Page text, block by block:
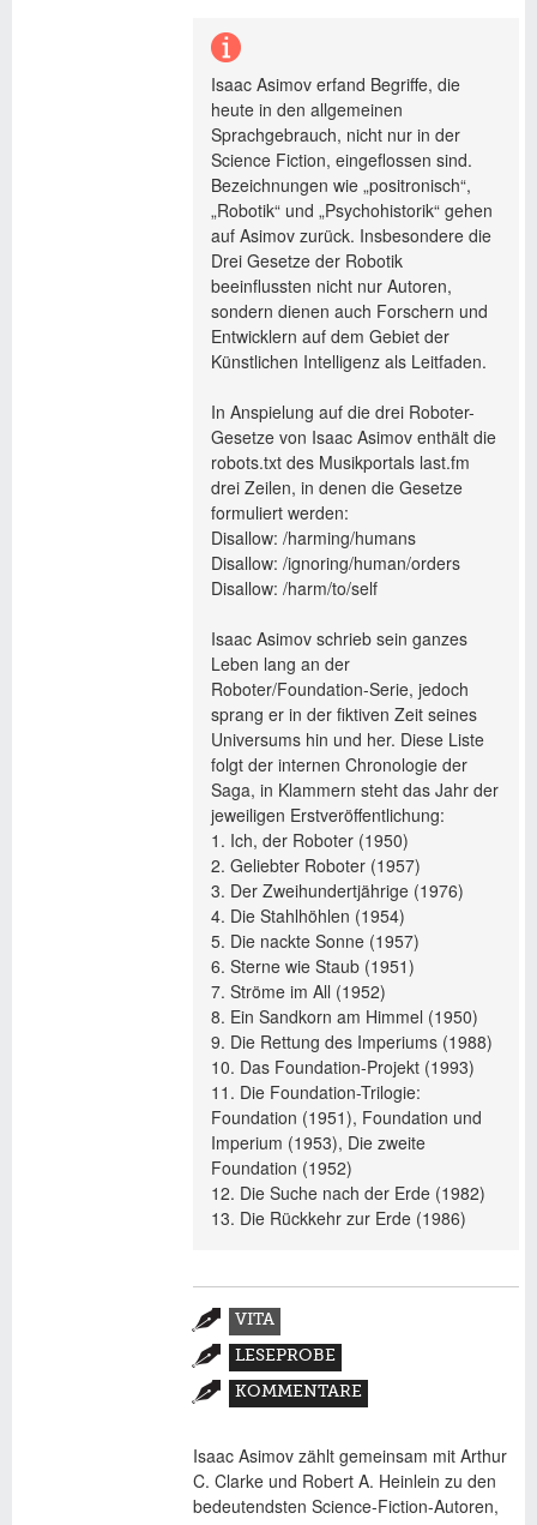
Isaac Asimov erfand Begriffe, die
heute in den allgemeinen
Sprachgebrauch, nicht nur in der
Science Fiction, eingeflossen sind.
Bezeichnungen wie „positronisch“,
„Robotik“ und „Psychohistorik“ gehen
auf Asimov zurück. Insbesondere die
Drei Gesetze der Robotik
beeinflussten nicht nur Autoren,
sondern dienen auch Forschern und
Entwicklern auf dem Gebiet der
Künstlichen Intelligenz als Leitfaden.
In Anspielung auf die drei Roboter-
Gesetze von Isaac Asimov enthält die
robots.txt des Musikportals last.fm
drei Zeilen, in denen die Gesetze
formuliert werden:
Disallow: /harming/humans
Disallow: /ignoring/human/orders
Disallow: /harm/to/self
Isaac Asimov schrieb sein ganzes
Leben lang an der
Roboter/Foundation-Serie, jedoch
sprang er in der fiktiven Zeit seines
Universums hin und her. Diese Liste
folgt der internen Chronologie der
Saga, in Klammern steht das Jahr der
jeweiligen Erstveröffentlichung:
1. Ich, der Roboter (1950)
2. Geliebter Roboter (1957)
3. Der Zweihundertjährige (1976)
4. Die Stahlhöhlen (1954)
5. Die nackte Sonne (1957)
6. Sterne wie Staub (1951)
7. Ströme im All (1952)
8. Ein Sandkorn am Himmel (1950)
9. Die Rettung des Imperiums (1988)
10. Das Foundation-Projekt (1993)
11. Die Foundation-Trilogie:
Foundation (1951), Foundation und
Imperium (1953), Die zweite
Foundation (1952)
12. Die Suche nach der Erde (1982)
13. Die Rückkehr zur Erde (1986)
Zusatzmaterial
VITA
(AKTIVER
REITER)
LESEPROBE
KOMMENTARE
Isaac Asimov zählt gemeinsam mit Arthur
C. Clarke und Robert A. Heinlein zu den
bedeutendsten Science-Fiction-Autoren,